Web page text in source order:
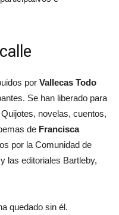
por Vallecas Todo
Se han liberado para
Quijotes, novelas, cuentos,
de Francisca
por la Comunidad de
las editoriales Bartleby,
quedado sin él.